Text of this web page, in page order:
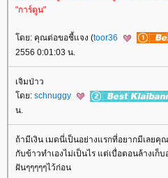
"การ์ตูน"
ดย: คุณต่อขอชี้แจง (toor36
2556 0:01:03 น.
เจิมป่าว
ดย: schnuggy
น.
ถ้ามีเงิน เมดนี่เป็นอย่างแรกที่อยากมีเลยคุ
กับข้าวทำเองไม่เป็นไร แต่เบื่อตอนล้างเก็บ
ฝันๆๆๆๆๆไว้ก่อน